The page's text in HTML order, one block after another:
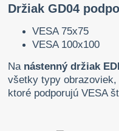
Držiak GD04
VESA 75x75
VESA 100x100
Na nástenný držiak
všetky typy
ktoré podporujú VESA